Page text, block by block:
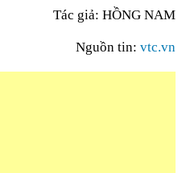
Tác giả: HỒNG NAM
Nguồn tin: vtc.vn